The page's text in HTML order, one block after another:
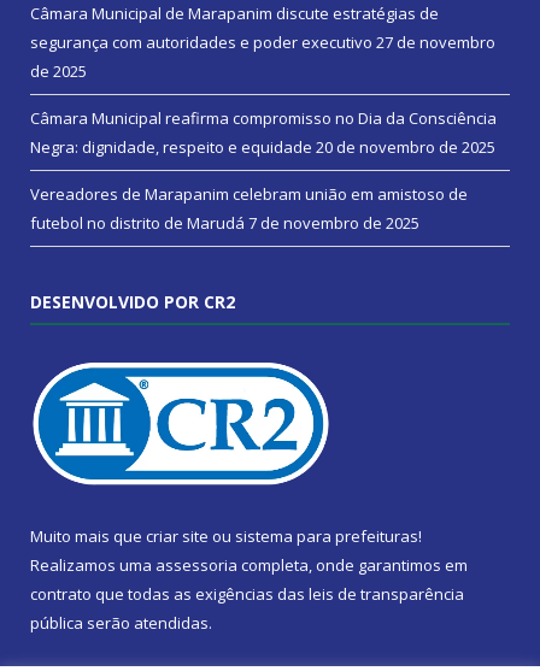
Câmara Municipal de Marapanim discute estratégias de
segurança com autoridades e poder executivo 27 de novembro
de 2025
Câmara Municipal reafirma compromisso no Dia da Consciência
Negra: dignidade, respeito e equidade 20 de novembro de 2025
Vereadores de Marapanim celebram união em amistoso de
futebol no distrito de Marudá 7 de novembro de 2025
DESENVOLVIDO POR CR2
Muito mais que criar site ou sistema para prefeituras!
Realizamos uma assessoria completa, onde garantimos em
contrato que todas as exigências das leis de transparência
pública serão atendidas.